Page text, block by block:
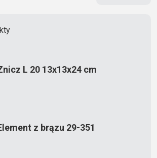
L 20 13x13x24 cm
z brązu 29-351